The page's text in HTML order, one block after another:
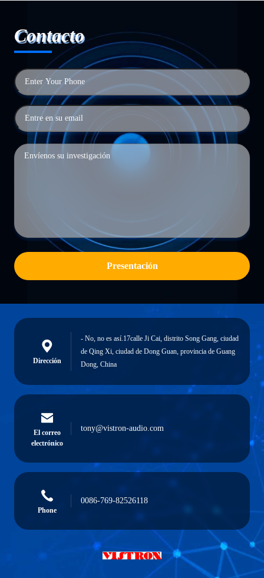
Contacto
Presentación
Dirección
- No, no es así.17calle Ji Cai, distrito Song Gang, ciudad
de Qing Xi, ciudad de Dong Guan, provincia de Guang
Dong, China
El correo
electrónico
tony@vistron-audio.com
Phone
0086-769-82526118